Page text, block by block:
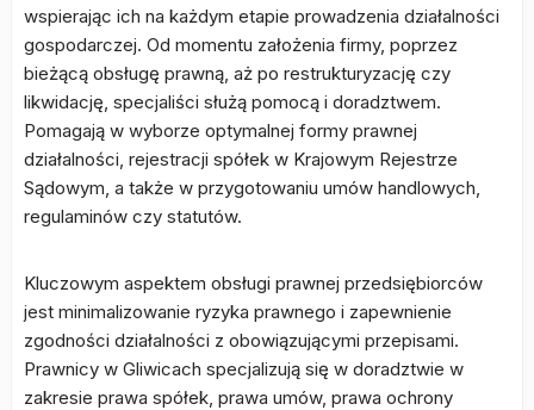
wspierając ich na każdym etapie prowadzenia działalności
gospodarczej. Od momentu założenia firmy, poprzez
bieżącą obsługę prawną, aż po restrukturyzację czy
likwidację, specjaliści służą pomocą i doradztwem.
Pomagają w wyborze optymalnej formy prawnej
działalności, rejestracji spółek w Krajowym Rejestrze
Sądowym, a także w przygotowaniu umów handlowych,
regulaminów czy statutów.
Kluczowym aspektem obsługi prawnej przedsiębiorców
jest minimalizowanie ryzyka prawnego i zapewnienie
zgodności działalności z obowiązującymi przepisami.
Prawnicy w Gliwicach specjalizują się w doradztwie w
zakresie prawa spółek, prawa umów, prawa ochrony